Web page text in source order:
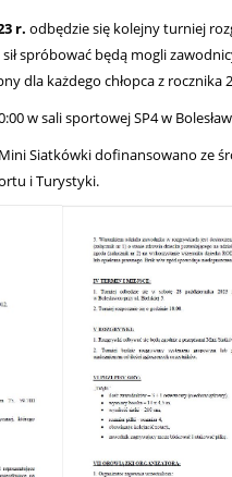
r. odbędzie się kolejny turniej
spróbować będą mogli
dla każdego chłopca z rocznika
w sali sportowej SP4 w
Siatkówki dofinansowano ze
i Turystyki.